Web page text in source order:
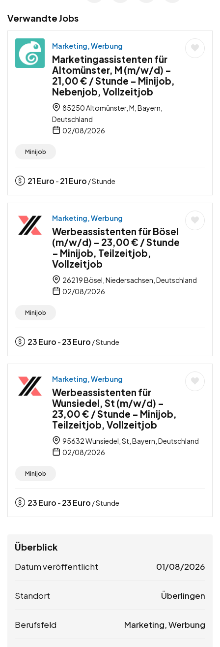
Verwandte Jobs
Marketing, Werbung
Marketingassistenten für
Altomünster, M (m/w/d) –
21,00 € / Stunde – Minijob,
Nebenjob, Vollzeitjob
85250 Altomünster, M, Bayern,
Deutschland
02/08/2026
Minijob
21Euro - 21Euro / Stunde
Marketing, Werbung
Werbeassistenten für Bösel
(m/w/d) – 23,00 € / Stunde
– Minijob, Teilzeitjob,
Vollzeitjob
26219 Bösel, Niedersachsen, Deutschland
02/08/2026
Minijob
23Euro - 23Euro / Stunde
Marketing, Werbung
Werbeassistenten für
Wunsiedel, St (m/w/d) –
23,00 € / Stunde – Minijob,
Teilzeitjob, Vollzeitjob
95632 Wunsiedel, St, Bayern, Deutschland
02/08/2026
Minijob
23Euro - 23Euro / Stunde
Überblick
Datum veröffentlicht 01/08/2026
Standort Überlingen
Berufsfeld Marketing, Werbung